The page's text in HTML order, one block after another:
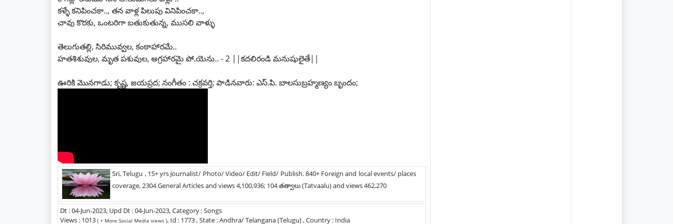
కళ్ళే కనిపించకా.., తన వాళ్ల పిలుపు వినిపించకా..,
చావు కొరకు, ఒంటరిగా బతుకుతున్న, ముసలి వాళ్ళు
తెలుగుతల్లి, సిరిమువ్వల, కంఠాహారమే..
హతశిశువుల, మృత పశువుల, అగ్రహారమై పో.యెను.. - 2 ||కదలిరండి మనుషులైతే||
ఊరికి మొనగాడు; కృష్ణ, జయప్రద; నంగీతం : చక్రవర్తి; పాడినవారు: ఎస్‌.పి. బాలసుబ్రహ్మణ్యం బృందం;
Sri, Telugu , 15+ yrs Journalist/ Photo/ Video/ Edit/ Field/ Publish. 840+ Foreign and local events/ places
coverage, 2304 General Articles and views 4,100,936; 104 తత్వాలు (Tatvaalu) and views 462,270
Dt : 04-Jun-2023, Upd Dt : 04-Jun-2023, Category : Songs
Views : 1013 ( + More Social Media views ), Id : 1773 , State : Andhra/ Telangana (Telugu) , Country : India